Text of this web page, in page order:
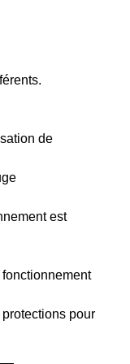
.
de
est
pour